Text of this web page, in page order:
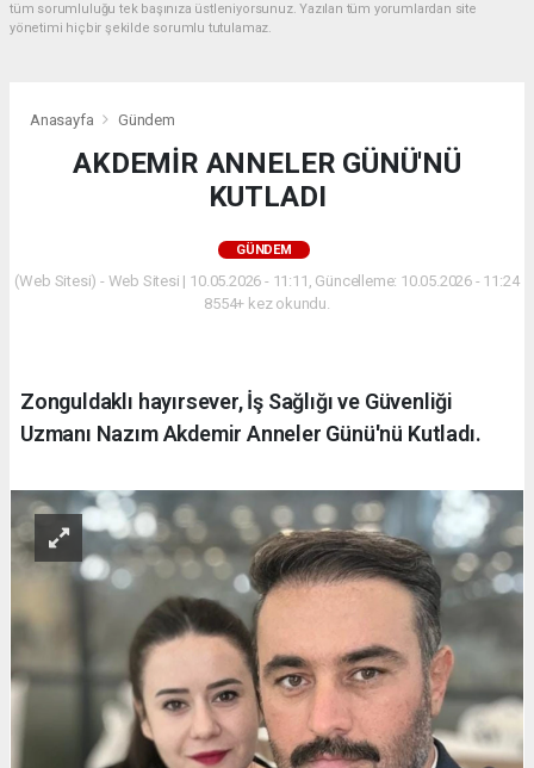
tüm sorumluluğu tek başınıza üstleniyorsunuz. Yazılan tüm yorumlardan site
yönetimi hiçbir şekilde sorumlu tutulamaz.
Anasayfa Gündem
AKDEMİR ANNELER GÜNÜ'NÜ
KUTLADI
GÜNDEM
(Web Sitesi) - Web Sitesi | 10.05.2026 - 11:11, Güncelleme: 10.05.2026 - 11:24
8554+ kez okundu.
Zonguldaklı hayırsever, İş Sağlığı ve Güvenliği
Uzmanı Nazım Akdemir Anneler Günü'nü Kutladı.